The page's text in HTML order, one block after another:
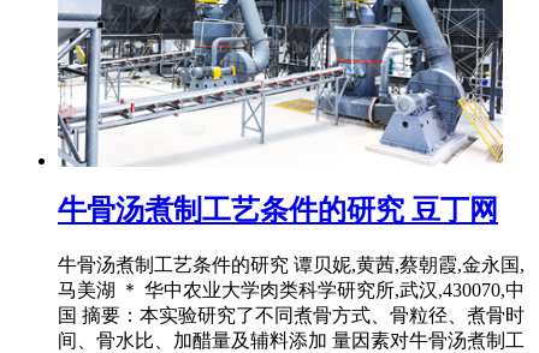
牛骨汤煮制工艺条件的研究 豆丁网
牛骨汤煮制工艺条件的研究 谭贝妮,黄茜,蔡朝霞,金永国,
马美湖 ＊ 华中农业大学肉类科学研究所,武汉,430070,中
国 摘要：本实验研究了不同煮骨方式、骨粒径、煮骨时
间、骨水比、加醋量及辅料添加 量因素对牛骨汤煮制工